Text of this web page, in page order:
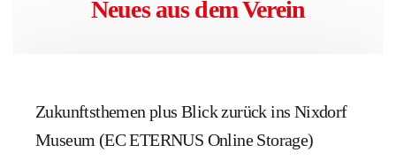
Neues aus dem Verein
Zukunftsthemen plus Blick zurück ins Nixdorf
Museum (EC ETERNUS Online Storage)